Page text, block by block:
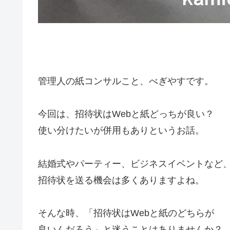
管理人の紙コンサルこと、べぎやすです。
今回は、招待状はWebと紙どっちが良い？
使い分けたいが併用もありというお話。
結婚式やパーティー、ビジネスイベントなど
招待状を送る機会は多くありますよね。
そんな時、「招待状はWebと紙のどちらが